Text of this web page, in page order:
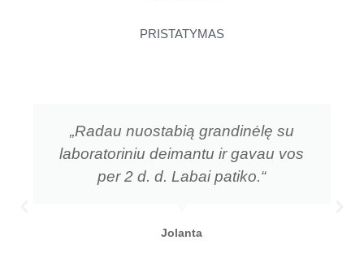
PRISTATYMAS
„Radau nuostabią grandinėlę su
laboratoriniu deimantu ir gavau vos
per 2 d. d. Labai patiko.“
Jolanta